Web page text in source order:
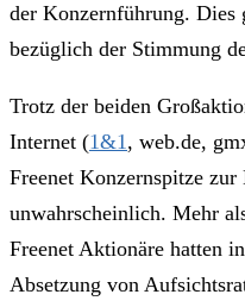
der Konzernführung. Dies
bezüglich der Stimmung
Trotz der beiden
Internet (1&1, web.de,
Freenet Konzernspitze
unwahrscheinlich. Mehr
Freenet Aktionäre hatten
Absetzung von